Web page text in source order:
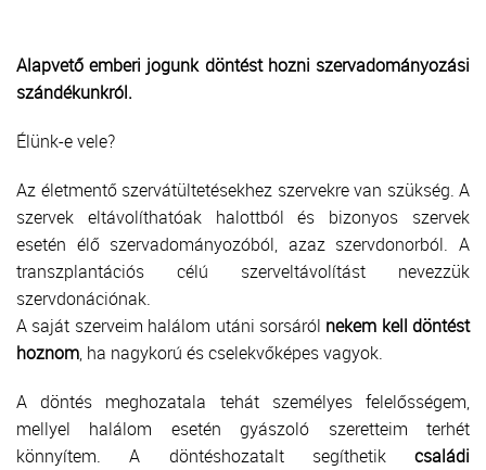
Alapvető emberi jogunk döntést hozni szervadományozási
szándékunkról.
Élünk-e vele?
Az életmentő szervátültetésekhez szervekre van szükség. A
szervek eltávolíthatóak halottból és bizonyos szervek
esetén élő szervadományozóból, azaz szervdonorból. A
transzplantációs célú szerveltávolítást nevezzük
szervdonációnak.
A saját szerveim halálom utáni sorsáról nekem kell döntést
hoznom, ha nagykorú és cselekvőképes vagyok.
A döntés meghozatala tehát személyes felelősségem,
mellyel halálom esetén gyászoló szeretteim terhét
könnyítem. A döntéshozatalt segíthetik családi